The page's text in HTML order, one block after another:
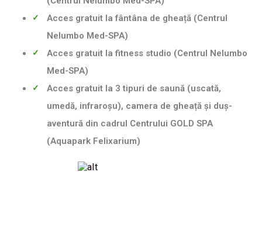
Acces gratuit la fântâna de gheață (Centrul
Nelumbo Med-SPA)
Acces gratuit la fitness studio (Centrul Nelumbo
Med-SPA)
Acces gratuit la 3 tipuri de saună (uscată,
umedă, infraroșu), camera de gheață și duș-
aventură din cadrul Centrului GOLD SPA
(Aquapark Felixarium)